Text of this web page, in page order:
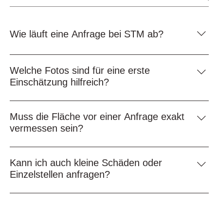
Wie läuft eine Anfrage bei STM ab?
Nach der Anfrage werden Schadensbild, Fläche,
gewünschter Einsatzbereich und technische
Anforderungen geprüft. Anschließend wird eine passende
Welche Fotos sind für eine erste
Einschätzung hilfreich?
Hilfreich sind Übersichtsaufnahmen der Fläche,
Detailbilder der Schäden, Bilder von Rändern, Rissen,
Schlaglöchern und angrenzenden Bereichen.
Muss die Fläche vor einer Anfrage exakt
vermessen sein?
Eine genaue Vermessung ist hilfreich, aber für eine erste
Anfrage nicht zwingend erforderlich. Eine grobe
Flächenschätzung und aussagekräftige Bilder reichen oft
Kann ich auch kleine Schäden oder
Einzelstellen anfragen?
Ja. Auch kleinere Schäden wie Schlaglöcher, Risse,